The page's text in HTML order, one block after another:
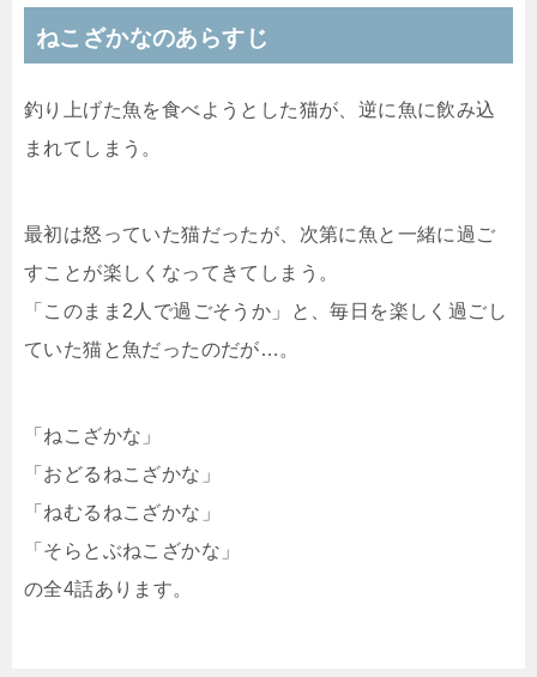
ねこざかなのあらすじ
釣り上げた魚を食べようとした猫が、逆に魚に飲み込
まれてしまう。
最初は怒っていた猫だったが、次第に魚と一緒に過ご
すことが楽しくなってきてしまう。
「このまま2人で過ごそうか」と、毎日を楽しく過ごし
ていた猫と魚だったのだが…。
「ねこざかな」
「おどるねこざかな」
「ねむるねこざかな」
「そらとぶねこざかな」
の全4話あります。